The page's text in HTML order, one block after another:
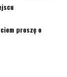
proszę o